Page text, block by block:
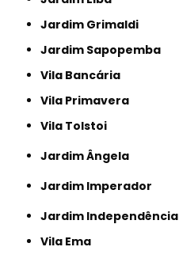
Jardim Grimaldi
Jardim Sapopemba
Vila Bancária
Vila Primavera
Vila Tolstoi
Jardim Ângela
Jardim Imperador
Jardim Independência
Vila Ema